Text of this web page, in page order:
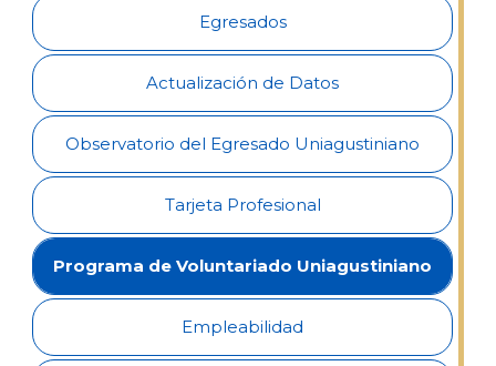
Egresados
Actualización de Datos
Observatorio del Egresado Uniagustiniano
Tarjeta Profesional
Programa de Voluntariado Uniagustiniano
Empleabilidad